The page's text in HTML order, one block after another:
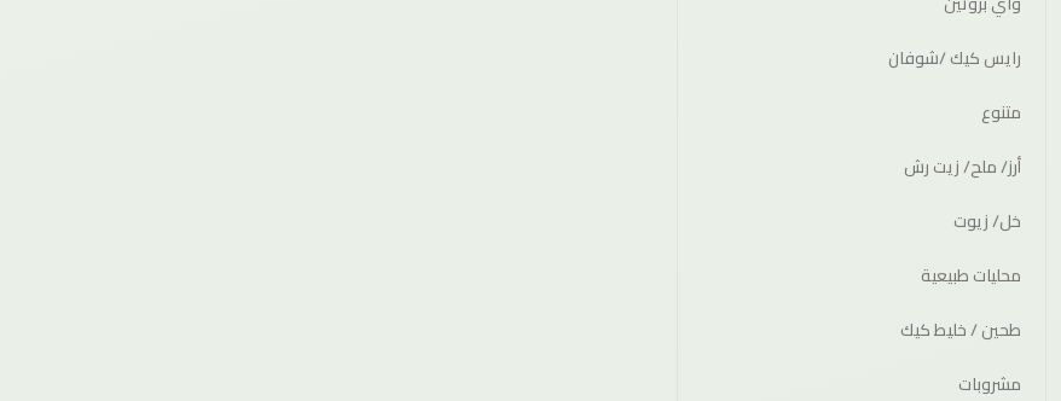
رايس كيك /شوفان
متنوع
أرز/ ملح/ زيت رش
خل/ زيوت
محليات طبيعية
طحين / خليط كيك
مشروبات